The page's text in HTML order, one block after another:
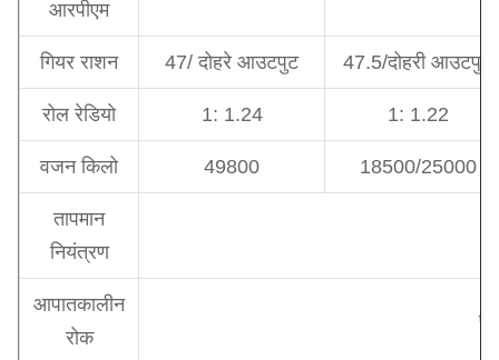
आरपीएम
गियर राशन 47/ दोहरे आउटपुट 47.5/दोहरी आउटपुट
रोल रेडियो 1: 1.24 1: 1.22
वजन किलो 49800 18500/25000
तापमान
नियंत्रण
आपातकालीन
रोक